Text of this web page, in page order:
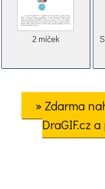
2 míček
» Zdarma
DraGIF.cz